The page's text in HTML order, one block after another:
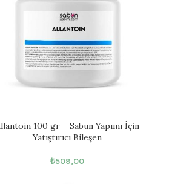
100 gr – Sabun Yapımı İçin
Yatıştırıcı Bileşen
₺509,00